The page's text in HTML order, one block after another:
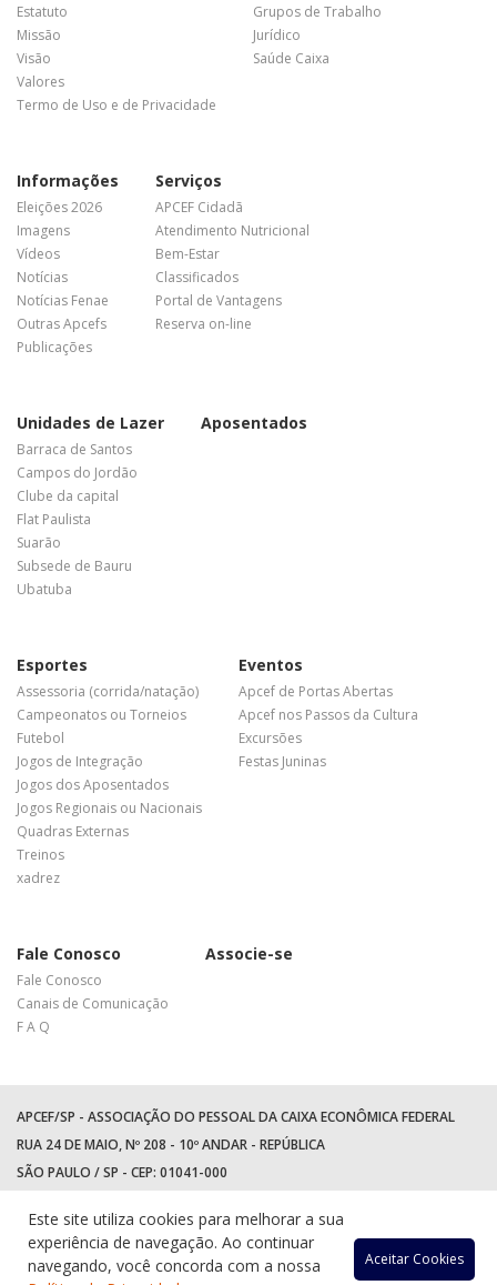
Estatuto
Missão
Visão
Valores
Termo de Uso e de Privacidade
Grupos de Trabalho
Jurídico
Saúde Caixa
Informações
Eleições 2026
Imagens
Vídeos
Notícias
Notícias Fenae
Outras Apcefs
Publicações
Serviços
APCEF Cidadã
Atendimento Nutricional
Bem-Estar
Classificados
Portal de Vantagens
Reserva on-line
Unidades de Lazer
Barraca de Santos
Campos do Jordão
Clube da capital
Flat Paulista
Suarão
Subsede de Bauru
Ubatuba
Aposentados
Esportes
Assessoria (corrida/natação)
Campeonatos ou Torneios
Futebol
Jogos de Integração
Jogos dos Aposentados
Jogos Regionais ou Nacionais
Quadras Externas
Treinos
xadrez
Eventos
Apcef de Portas Abertas
Apcef nos Passos da Cultura
Excursões
Festas Juninas
Fale Conosco
Fale Conosco
Canais de Comunicação
F A Q
Associe-se
APCEF/SP - ASSOCIAÇÃO DO PESSOAL DA CAIXA ECONÔMICA FEDERAL
RUA 24 DE MAIO, Nº 208 - 10º ANDAR - REPÚBLICA
SÃO PAULO / SP - CEP: 01041-000
WhatsApp: (11) 94597-5758
Acessar
Acessar
Este site utiliza cookies para melhorar a sua
experiência de navegação. Ao continuar
navegando, você concorda com a nossa
Aceitar Cookies